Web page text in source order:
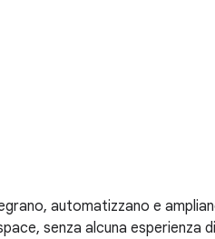
automatizzano e
senza alcuna esperienza